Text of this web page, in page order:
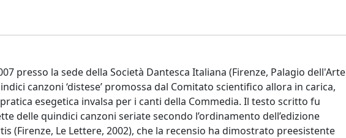
presso la sede della Società Dantesca Italiana (Firenze, Palagio dell'Arte
canzoni ‘distese’ promossa dal Comitato scientifico allora in carica,
esegetica invalsa per i canti della Commedia. Il testo scritto fu
delle quindici canzoni seriate secondo l’ordinamento dell’edizione
(Firenze, Le Lettere, 2002), che la recensio ha dimostrato preesistente